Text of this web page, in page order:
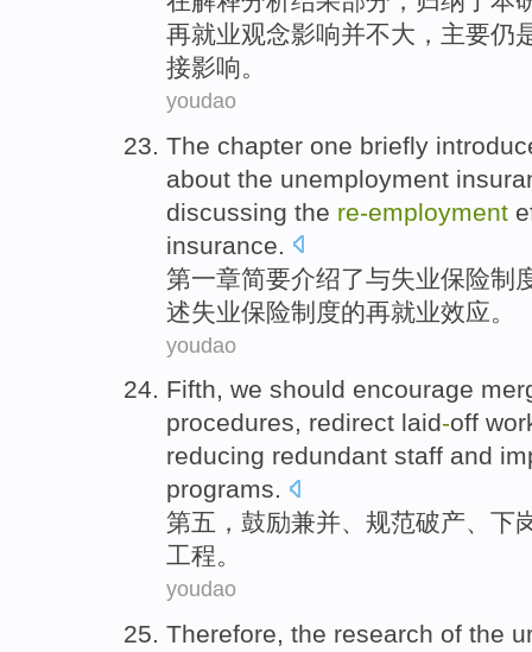
再就业观念影响并不大，主要仍
接影响。
youdao
The chapter one briefly
about the unemployment
discussing the re-employment
insurance.
第一章简要介绍了与失业保险制
述失业保险制度的再就业效应 。
youdao
Fifth, we should encourage
procedures, redirect laid-off
reducing redundant staff and
programs.
第五 ， 鼓励兼并、 规范破产、 下
工程。
youdao
Therefore, the research of the